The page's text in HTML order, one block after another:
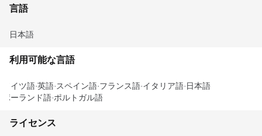
言語
日本語
利用可能な言語
ドイツ語 英語 スペイン語 フランス語 イタリア語 日本語
ポーランド語 ポルトガル語
ライセンス